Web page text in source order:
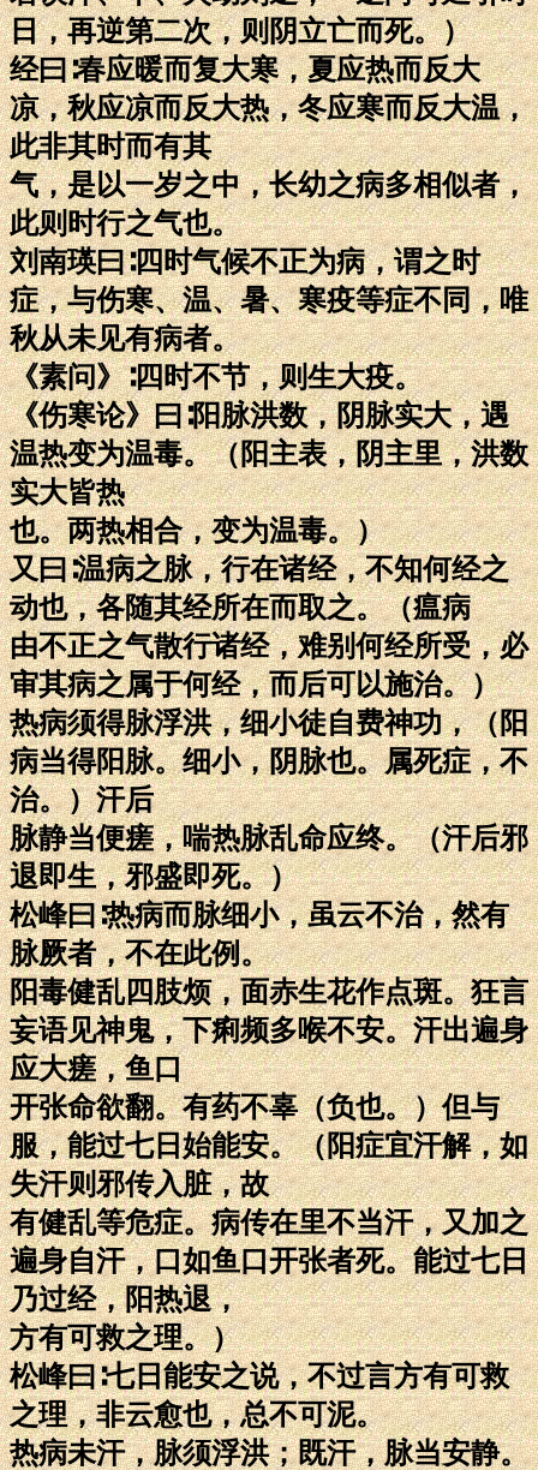
日，再逆第二次，则阴立亡而死。）
经曰∶春应暖而复大寒，夏应热而反大
凉，秋应凉而反大热，冬应寒而反大温，
此非其时而有其
气，是以一岁之中，长幼之病多相似者，
此则时行之气也。
刘南瑛曰∶四时气候不正为病，谓之时
症，与伤寒、温、暑、寒疫等症不同，唯
秋从未见有病者。
《素问》∶四时不节，则生大疫。
《伤寒论》曰∶阳脉洪数，阴脉实大，遇
温热变为温毒。（阳主表，阴主里，洪数
实大皆热
也。两热相合，变为温毒。）
又曰∶温病之脉，行在诸经，不知何经之
动也，各随其经所在而取之。（瘟病
由不正之气散行诸经，难别何经所受，必
审其病之属于何经，而后可以施治。）
热病须得脉浮洪，细小徒自费神功，（阳
病当得阳脉。细小，阴脉也。属死症，不
治。）汗后
脉静当便瘥，喘热脉乱命应终。（汗后邪
退即生，邪盛即死。）
松峰曰∶热病而脉细小，虽云不治，然有
脉厥者，不在此例。
阳毒健乱四肢烦，面赤生花作点斑。狂言
妄语见神鬼，下痢频多喉不安。汗出遍身
应大瘥，鱼口
开张命欲翻。有药不辜（负也。）但与
服，能过七日始能安。（阳症宜汗解，如
失汗则邪传入脏，故
有健乱等危症。病传在里不当汗，又加之
遍身自汗，口如鱼口开张者死。能过七日
乃过经，阳热退，
方有可救之理。）
松峰曰∶七日能安之说，不过言方有可救
之理，非云愈也，总不可泥。
热病未汗，脉须浮洪；既汗，脉当安静。